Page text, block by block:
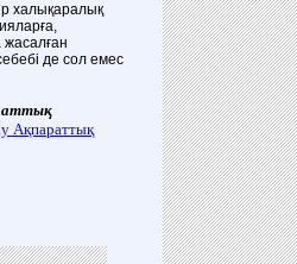
халықаралық
де сол емес
Ақпараттық